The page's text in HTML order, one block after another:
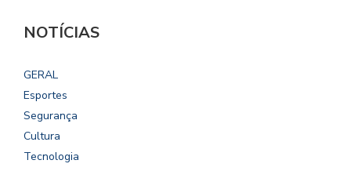
NOTÍCIAS
GERAL
Esportes
Segurança
Cultura
Tecnologia